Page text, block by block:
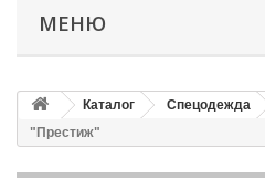
МЕНЮ
Каталог Спецодежда
"Престиж"